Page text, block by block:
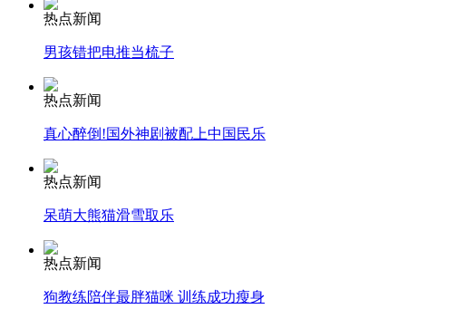
无痛分娩是否安全 医生回应
外交部：反对强权政治霸凌主义
外交部：有关国家言论片面不公正
热点新闻
男孩错把电推当梳子
热点新闻
真心醉倒!国外神剧被配上中国民乐
热点新闻
呆萌大熊猫滑雪取乐
热点新闻
狗教练陪伴最胖猫咪 训练成功瘦身